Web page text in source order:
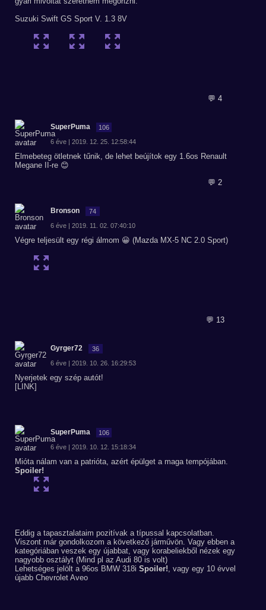
Suzuki Swift GS Sport V. 1.3 8V
💬 4
SuperPuma 106
6 éve | 2019. 12. 25. 12:58:44
Elmebeteg ötletnek tűnik, de lehet beújítok egy 1.6os Renault
Megane II-re 😊
💬 2
Bronson 74
6 éve | 2019. 11. 02. 07:40:10
Végre teljesült egy régi álmom 😀 (Mazda MX-5 NC 2.0 Sport)
💬 13
Gyrger72 36
6 éve | 2019. 10. 26. 16:29:53
Nyerjetek egy szép autót!
[LINK]
SuperPuma 106
6 éve | 2019. 10. 12. 15:18:34
Mióta nálam van a patrióta, azért épülget a maga tempójában.
Spoiler!
Eddig a tapasztalataim pozitívak a típussal kapcsolatban.
Viszont már gondolkozom a következő járművön. Vagy ebben a
kategóriában veszek egy újabbat, vagy korabeliekből nézek egy
nagyobb osztályt (Mind pl az Audi 80 is volt)
Lehetséges jelölt a 96os BMW 318i Spoiler!, vagy egy 10 évvel
újabb Chevrolet Aveo